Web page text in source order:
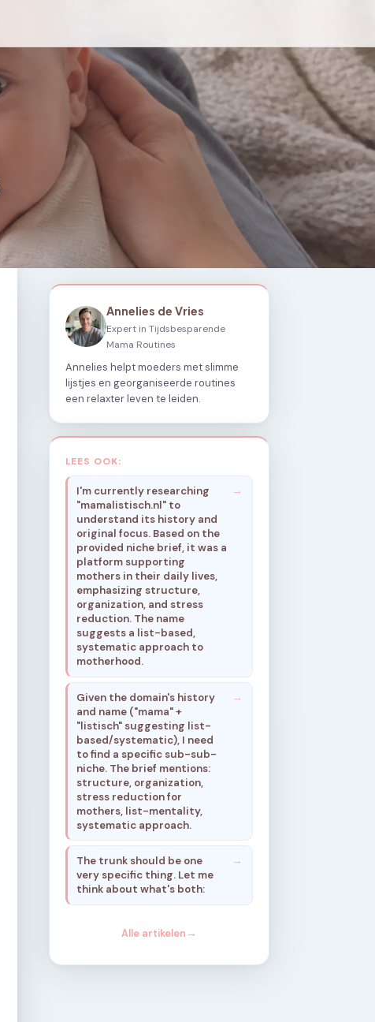
Annelies de Vries
Expert in Tijdsbesparende
Mama Routines
Annelies helpt moeders met slimme
lijstjes en georganiseerde routines
een relaxter leven te leiden.
LEES OOK:
I'm currently researching
"mamalistisch.nl" to
understand its history and
original focus. Based on the
provided niche brief, it was a
platform supporting
mothers in their daily lives,
emphasizing structure,
organization, and stress
reduction. The name
suggests a list-based,
systematic approach to
motherhood.
Given the domain's history
and name ("mama" +
"listisch" suggesting list-
based/systematic), I need
to find a specific sub-sub-
niche. The brief mentions:
structure, organization,
stress reduction for
mothers, list-mentality,
systematic approach.
The trunk should be one
very specific thing. Let me
think about what's both:
Alle artikelen